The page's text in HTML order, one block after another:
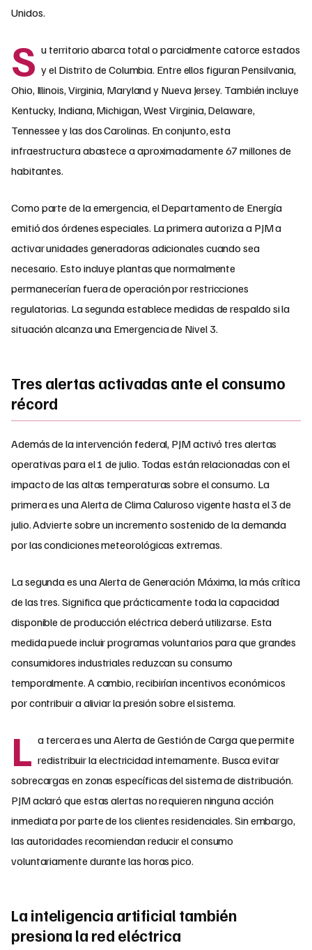
Unidos.
S u territorio abarca total o parcialmente catorce estados
y el Distrito de Columbia. Entre ellos figuran Pensilvania,
Ohio, Illinois, Virginia, Maryland y Nueva Jersey. También incluye
Kentucky, Indiana, Michigan, West Virginia, Delaware,
Tennessee y las dos Carolinas. En conjunto, esta
infraestructura abastece a aproximadamente 67 millones de
habitantes.
Como parte de la emergencia, el Departamento de Energía
emitió dos órdenes especiales. La primera autoriza a PJM a
activar unidades generadoras adicionales cuando sea
necesario. Esto incluye plantas que normalmente
permanecerían fuera de operación por restricciones
regulatorias. La segunda establece medidas de respaldo si la
situación alcanza una Emergencia de Nivel 3.
Tres alertas activadas ante el consumo
récord
Además de la intervención federal, PJM activó tres alertas
operativas para el 1 de julio. Todas están relacionadas con el
impacto de las altas temperaturas sobre el consumo. La
primera es una Alerta de Clima Caluroso vigente hasta el 3 de
julio. Advierte sobre un incremento sostenido de la demanda
por las condiciones meteorológicas extremas.
La segunda es una Alerta de Generación Máxima, la más crítica
de las tres. Significa que prácticamente toda la capacidad
disponible de producción eléctrica deberá utilizarse. Esta
medida puede incluir programas voluntarios para que grandes
consumidores industriales reduzcan su consumo
temporalmente. A cambio, recibirían incentivos económicos
por contribuir a aliviar la presión sobre el sistema.
L a tercera es una Alerta de Gestión de Carga que permite
redistribuir la electricidad internamente. Busca evitar
sobrecargas en zonas específicas del sistema de distribución.
PJM aclaró que estas alertas no requieren ninguna acción
inmediata por parte de los clientes residenciales. Sin embargo,
las autoridades recomiendan reducir el consumo
voluntariamente durante las horas pico.
La inteligencia artificial también
presiona la red eléctrica